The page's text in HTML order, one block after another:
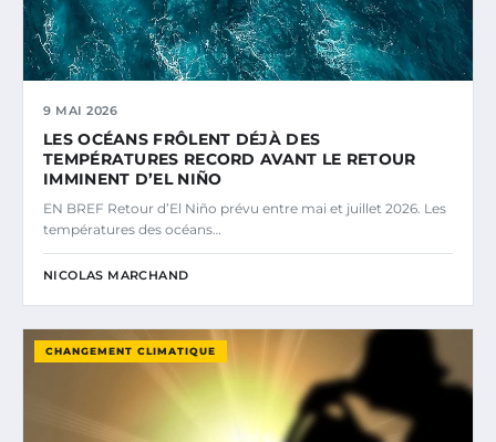
9 MAI 2026
LES OCÉANS FRÔLENT DÉJÀ DES
TEMPÉRATURES RECORD AVANT LE RETOUR
IMMINENT D’EL NIÑO
EN BREF Retour d’El Niño prévu entre mai et juillet 2026. Les
températures des océans…
NICOLAS MARCHAND
CHANGEMENT CLIMATIQUE